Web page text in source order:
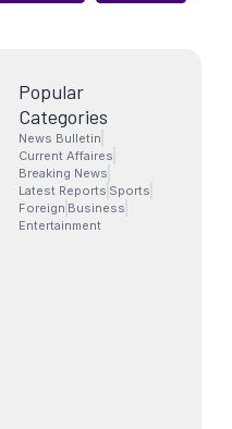
Popular
Categories
News Bulletin
Current Affaires
Breaking News
Latest Reports Sports
Foreign Business
Entertainment